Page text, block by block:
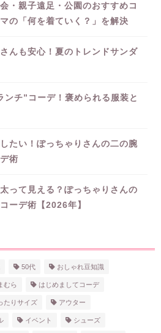
・親子遠足・公園のおすすめコ
の「何を着ていく？」を解決
んも安心！夏のトレンドサンダ
ンチ”コーデ！褒められる服装と
たい！ぽっちゃりさんの二の腕
術
って見える？ぽっちゃりさんの
ーデ術【2026年】
50代 おしゃれ豆知識
むら はじめましてコーデ
たりサイズ アウター
イベント シューズ